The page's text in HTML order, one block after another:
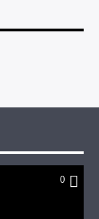
0